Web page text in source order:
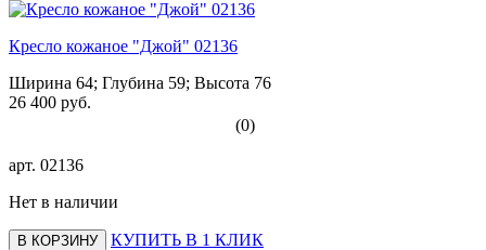
Кресло кожаное "Джой" 02136
Ширина 64; Глубина 59; Высота 76
26 400 руб.
(0)
арт. 02136
Нет в наличии
В КОРЗИНУ
КУПИТЬ В 1 КЛИК